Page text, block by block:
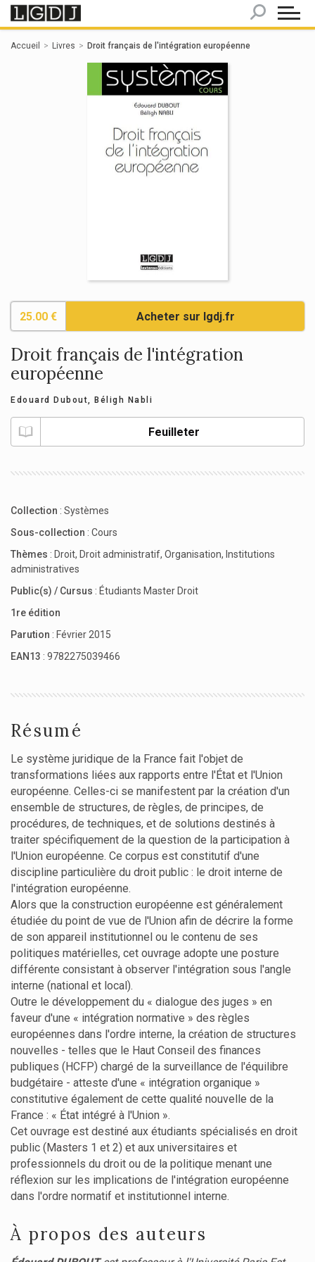
Accueil Livres Droit français de l'intégration européenne
25.00 € Acheter sur lgdj.fr
Droit français de l'intégration
européenne
Edouard Dubout, Béligh Nabli
Feuilleter
Collection : Systèmes
Sous-collection : Cours
Thèmes : Droit, Droit administratif, Organisation, Institutions
administratives
Public(s) / Cursus : Étudiants Master Droit
1re édition
Parution : Février 2015
EAN13 : 9782275039466
Résumé
Le système juridique de la France fait l'objet de
transformations liées aux rapports entre l'État et l'Union
européenne. Celles-ci se manifestent par la création d'un
ensemble de structures, de règles, de principes, de
procédures, de techniques, et de solutions destinés à
traiter spécifiquement de la question de la participation à
l'Union européenne. Ce corpus est constitutif d'une
discipline particulière du droit public : le droit interne de
l'intégration européenne.
Alors que la construction européenne est généralement
étudiée du point de vue de l'Union afin de décrire la forme
de son appareil institutionnel ou le contenu de ses
politiques matérielles, cet ouvrage adopte une posture
différente consistant à observer l'intégration sous l'angle
interne (national et local).
Outre le développement du « dialogue des juges » en
faveur d'une « intégration normative » des règles
européennes dans l'ordre interne, la création de structures
nouvelles - telles que le Haut Conseil des finances
publiques (HCFP) chargé de la surveillance de l'équilibre
budgétaire - atteste d'une « intégration organique »
constitutive également de cette qualité nouvelle de la
France : « État intégré à l'Union ».
Cet ouvrage est destiné aux étudiants spécialisés en droit
public (Masters 1 et 2) et aux universitaires et
professionnels du droit ou de la politique menant une
réflexion sur les implications de l'intégration européenne
dans l'ordre normatif et institutionnel interne.
À propos des auteurs
Panneau de gestion des cookies